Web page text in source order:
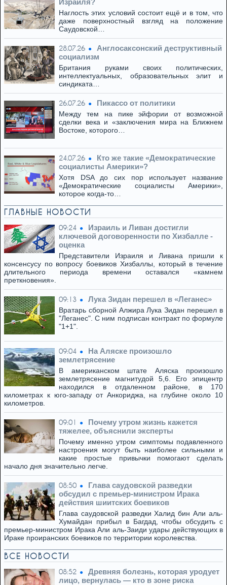
Израиля?
Наглость этих условий состоит ещё и в том, что
даже поверхностный взгляд на положение
Саудовской…
28.07.26
Англосаксонский деструктивный
социализм
Британия руками своих политических,
интеллектуальных, образовательных элит и
синдиката…
26.07.26 Пикассо от политики
Между тем на пике эйфории от возможной
сделки века и «заключения мира на Ближнем
Востоке, которого…
24.07.26
Кто же такие «Демократические
социалисты Америки»?
Хотя DSA до сих пор использует название
«Демократические социалисты Америки»,
которое когда-то…
ГЛАВНЫЕ НОВОСТИ
09:24
Израиль и Ливан достигли
ключевой договоренности по Хизбалле -
оценка
Представители Израиля и Ливана пришли к
консенсусу по вопросу боевиков Хизбаллы, который в течение
длительного периода времени оставался «камнем
преткновения».
09:13 Лука Зидан перешел в «Леганес»
Вратарь сборной Алжира Лука Зидан перешел в
"Леганес". С ним подписан контракт по формуле
"1+1".
09:04
На Аляске произошло
землетрясение
В американском штате Аляска произошло
землетрясение магнитудой 5,6. Его эпицентр
находился в отдаленном районе, в 170
километрах к юго-западу от Анкориджа, на глубине около 10
километров.
09:01
Почему утром жизнь кажется
тяжелее, объяснили эксперты
Почему именно утром симптомы подавленного
настроения могут быть наиболее сильными и
какие простые привычки помогают сделать
начало дня значительно легче.
08:50
Глава саудовской разведки
обсудил с премьер-министром Ирака
действия шиитских боевиков
Глава саудовской разведки Халид бин Али аль-
Хумайдан прибыл в Багдад, чтобы обсудить с
премьер-министром Ирака Али аль-Заиди удары действующих в
Ираке проиранских боевиков по территории королевства.
ВСЕ НОВОСТИ
08:52
Древняя болезнь, которая уродует
лицо, вернулась — кто в зоне риска